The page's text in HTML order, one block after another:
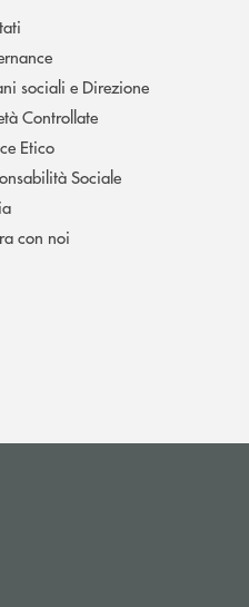
sociali e Direzione
Controllate
Etico
Sociale
con noi